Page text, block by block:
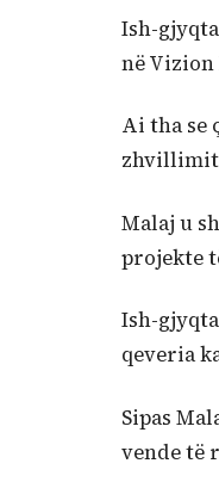
Ish-
në
Ai tha se
zhvillimit
Malaj u
projekte
Ish-
qeveria
Sipas
vende të